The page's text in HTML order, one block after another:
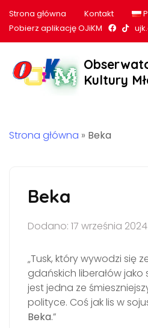
Strona główna Kontakt
Pobierz aplikację OJiKM
Nasz
Kultury
Strona główna » Beka
Beka
Dodano: 17 września
„Tusk, który wywodzi się
gdańskich liberałów jako
jest jedna ze
polityce. Coś jak lis w
Beka.”